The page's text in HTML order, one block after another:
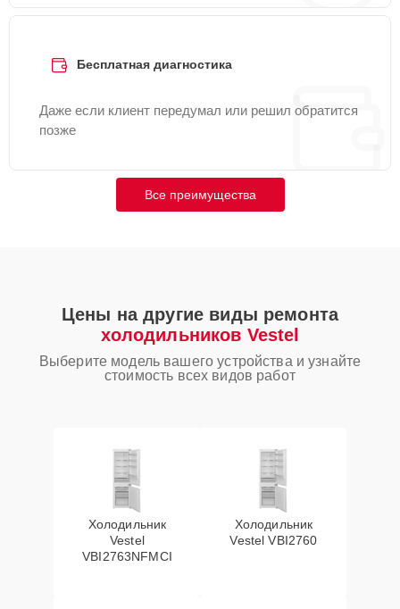
Бесплатная диагностика
Даже если клиент передумал или решил обратится
позже
Все преимущества
Цены на другие виды ремонта
холодильников Vestel
Выберите модель вашего устройства и узнайте
стоимость всех видов работ
Холодильник
Vestel
VBI2763NFMCI
Холодильник
Vestel VBI2760